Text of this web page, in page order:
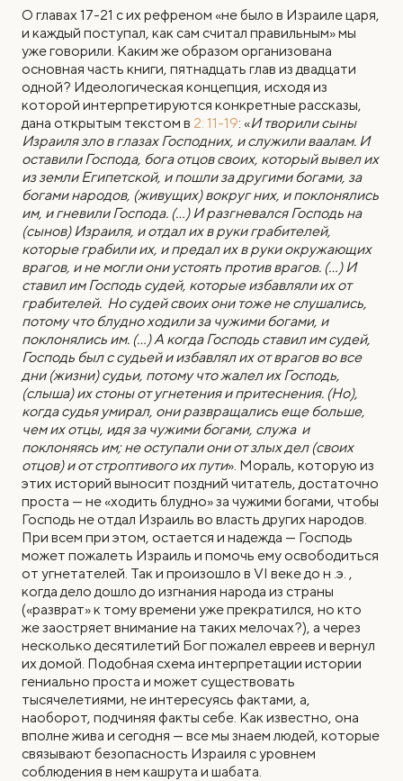
О главах 17-21 с их рефреном «не было в Израиле царя,
и каждый поступал, как сам считал правильным» мы
уже говорили. Каким же образом организована
основная часть книги, пятнадцать глав из двадцати
одной? Идеологическая концепция, исходя из
которой интерпретируются конкретные рассказы,
дана открытым текстом в 2: 11-19: «И творили сыны
Израиля зло в глазах Господних, и служили ваалам. И
оставили Господа, бога отцов своих, который вывел их
из земли Египетской, и пошли за другими богами, за
богами народов, (живущих) вокруг них, и поклонялись
им, и гневили Господа. (…) И разгневался Господь на
(сынов) Израиля, и отдал их в руки грабителей,
которые грабили их, и предал их в руки окружающих
врагов, и не могли они устоять против врагов. (…) И
ставил им Господь судей, которые избавляли их от
грабителей. Но судей своих они тоже не слушались,
потому что блудно ходили за чужими богами, и
поклонялись им. (...) А когда Господь ставил им судей,
Господь был с судьей и избавлял их от врагов во все
дни (жизни) судьи, потому что жалел их Господь,
(слыша) их стоны от угнетения и притеснения. (Но),
когда судья умирал, они развращались еще больше,
чем их отцы, идя за чужими богами, служа и
поклоняясь им; не оступали они от злых дел (своих
отцов) и от строптивого их пути». Мораль, которую из
этих историй выносит поздний читатель, достаточно
проста — не «ходить блудно» за чужими богами, чтобы
Господь не отдал Израиль во власть других народов.
При всем при этом, остается и надежда — Господь
может пожалеть Израиль и помочь ему освободиться
от угнетателей. Так и произошло в VI веке до н .э. ,
когда дело дошло до изгнания народа из страны
(«разврат» к тому времени уже прекратился, но кто
же заостряет внимание на таких мелочах?), а через
несколько десятилетий Бог пожалел евреев и вернул
их домой. Подобная схема интерпретации истории
гениально проста и может существовать
тысячелетиями, не интересуясь фактами, а,
наоборот, подчиняя факты себе. Как известно, она
вполне жива и сегодня — все мы знаем людей, которые
связывают безопасность Израиля с уровнем
соблюдения в нем кашрута и шабата.